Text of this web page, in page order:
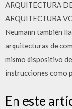
ARQUITECTURA
ARQUITECTURA
Neumann también
arquitecturas de
mismo dispositivo
instrucciones como
En este